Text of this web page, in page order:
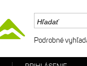
Podrobné